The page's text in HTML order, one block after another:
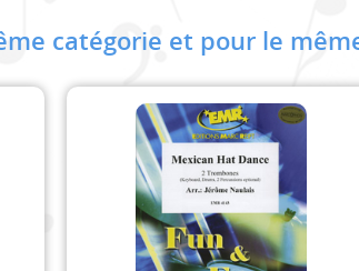
catégorie et pour le